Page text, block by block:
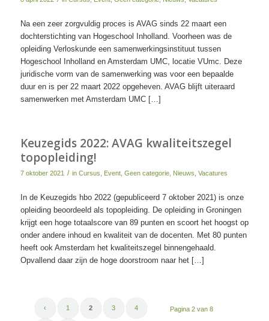
Na een zeer zorgvuldig proces is AVAG sinds 22 maart een
dochterstichting van Hogeschool Inholland. Voorheen was de
opleiding Verloskunde een samenwerkingsinstituut tussen
Hogeschool Inholland en Amsterdam UMC, locatie VUmc. Deze
juridische vorm van de samenwerking was voor een bepaalde
duur en is per 22 maart 2022 opgeheven. AVAG blijft uiteraard
samenwerken met Amsterdam UMC […]
Keuzegids 2022: AVAG kwaliteitszegel
topopleiding!
7 oktober 2021 / in Cursus Event, Geen categorie, Nieuws Vacatures
In de Keuzegids hbo 2022 (gepubliceerd 7 oktober 2021) is onze
opleiding beoordeeld als topopleiding. De opleiding in Groningen
krijgt een hoge totaalscore van 89 punten en scoort het hoogst op
onder andere inhoud en kwaliteit van de docenten. Met 80 punten
heeft ook Amsterdam het kwaliteitszegel binnengehaald.
Opvallend daar zijn de hoge doorstroom naar het […]
Pagina 2 van 8
‹ 1 2 3 4